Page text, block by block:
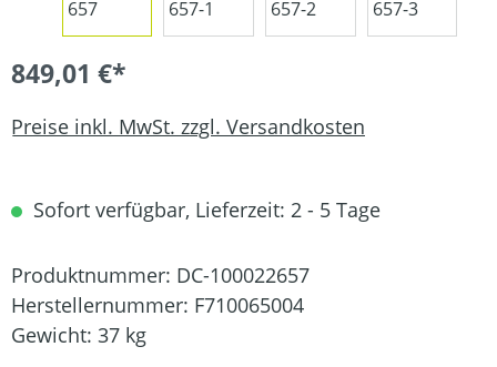
849,01 €*
Preise inkl. MwSt. zzgl. Versandkosten
Sofort verfügbar, Lieferzeit: 2 - 5 Tage
Produktnummer: DC-100022657
Herstellernummer: F710065004
Gewicht: 37 kg